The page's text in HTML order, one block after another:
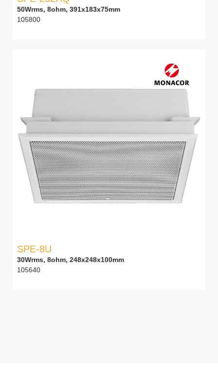
50Wrms, 8ohm, 391x183x75mm
105800
SPE-8U
30Wrms, 8ohm, 248x248x100mm
105640